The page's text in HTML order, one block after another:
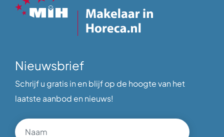
Nieuwsbrief
Schrijf u gratis in en blijf op de hoogte van het
laatste aanbod en nieuws!